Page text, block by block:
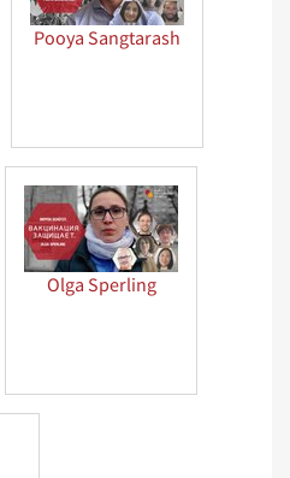
Pooya Sangtarash
Olga Sperling